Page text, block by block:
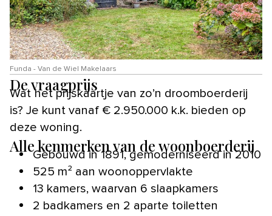
Funda - Van de Wiel Makelaars
De vraagprijs
Wat het prijskaartje van zo’n droomboerderij
is? Je kunt vanaf € 2.950.000 k.k. bieden op
deze woning.
Alle kenmerken van de woonboerderij
Gebouwd in 1891, gemoderniseerd in 2010
525 m² aan woonoppervlakte
13 kamers, waarvan 6 slaapkamers
2 badkamers en 2 aparte toiletten